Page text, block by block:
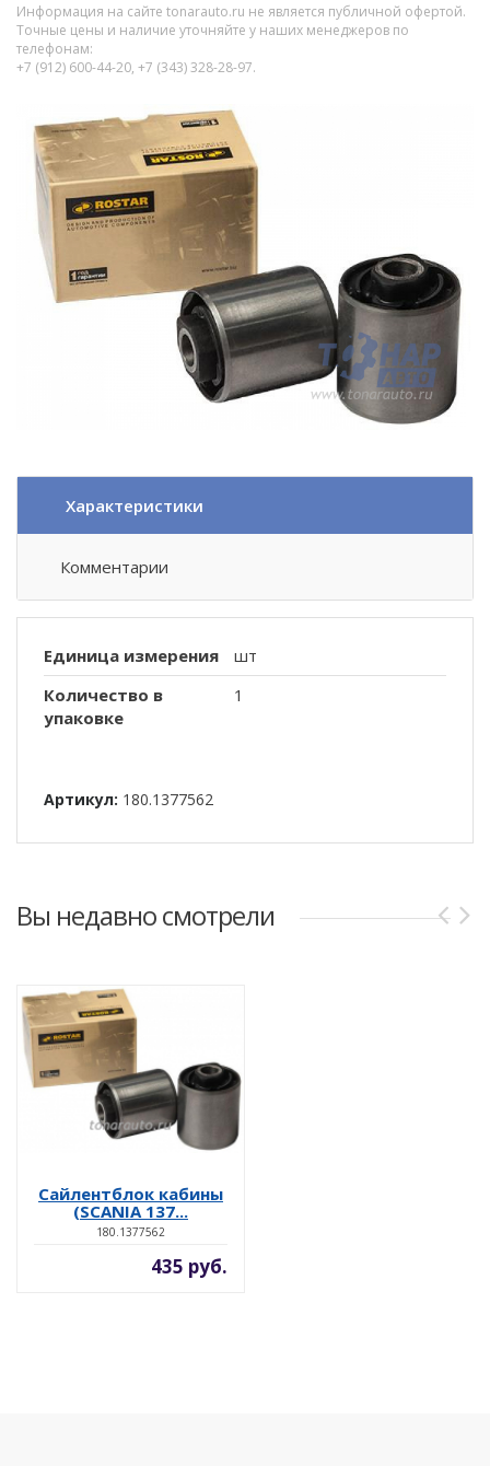
Информация на сайте tonarauto.ru не является публичной офертой.
Точные цены и наличие уточняйте у наших менеджеров по
телефонам:
+7 (912) 600-44-20, +7 (343) 328-28-97.
Характеристики
Комментарии
Единица измерения
шт
Количество в
упаковке
1
Артикул: 180.1377562
Вы недавно смотрели
Сайлентблок кабины
(SCANIA 137...
180.1377562
435 руб.